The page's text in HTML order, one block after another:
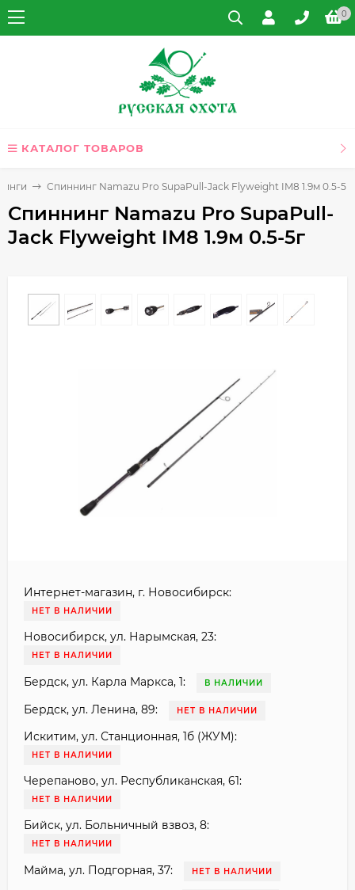
0
КАТАЛОГ ТОВАРОВ
Спиннинг Namazu Pro SupaPull-Jack Flyweight IM8 1.9м 0.5-5г
Спиннинг Namazu Pro SupaPull-
Jack Flyweight IM8 1.9м 0.5-5г
Интернет-магазин, г. Новосибирск:
НЕТ В НАЛИЧИИ
Новосибирск, ул. Нарымская, 23:
НЕТ В НАЛИЧИИ
Бердск, ул. Карла Маркса, 1: В НАЛИЧИИ
Бердск, ул. Ленина, 89: НЕТ В НАЛИЧИИ
Искитим, ул. Станционная, 1б (ЖУМ):
НЕТ В НАЛИЧИИ
Черепаново, ул. Республиканская, 61:
НЕТ В НАЛИЧИИ
Бийск, ул. Больничный взвоз, 8:
НЕТ В НАЛИЧИИ
Майма, ул. Подгорная, 37: НЕТ В НАЛИЧИИ